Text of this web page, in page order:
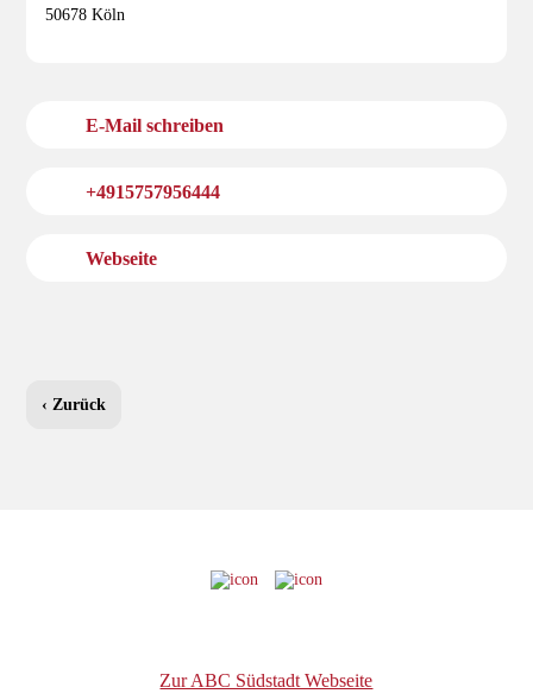
50678 Köln
E-Mail schreiben
+4915757956444
Webseite
‹ Zurück
Zur ABC Südstadt Webseite